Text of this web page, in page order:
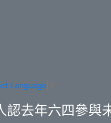
Language
認去年六四參與